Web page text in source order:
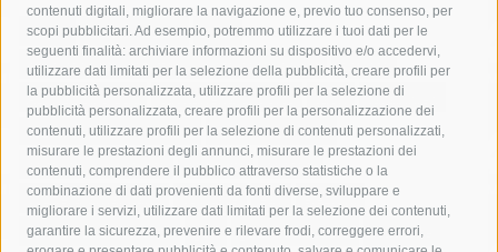
contenuti digitali, migliorare la navigazione e, previo tuo consenso, per
scopi pubblicitari. Ad esempio, potremmo utilizzare i tuoi dati per le
seguenti finalità: archiviare informazioni su dispositivo e/o accedervi,
utilizzare dati limitati per la selezione della pubblicità, creare profili per
la pubblicità personalizzata, utilizzare profili per la selezione di
pubblicità personalizzata, creare profili per la personalizzazione dei
contenuti, utilizzare profili per la selezione di contenuti personalizzati,
misurare le prestazioni degli annunci, misurare le prestazioni dei
contenuti, comprendere il pubblico attraverso statistiche o la
combinazione di dati provenienti da fonti diverse, sviluppare e
migliorare i servizi, utilizzare dati limitati per la selezione dei contenuti,
garantire la sicurezza, prevenire e rilevare frodi, correggere errori,
acqua allerta meteo
anas
area marina protetta di punta campanella
arresto
Asl Napoli 3 sud
capitaneria di porto capri
carabinieri
castellammare di stabia
circumvesuviana
comune di sorrento
concerto
contagi
costiera amalfitana
covid-19 eav
elezioni
fondazione sorrento
gori guardia costiera incidente